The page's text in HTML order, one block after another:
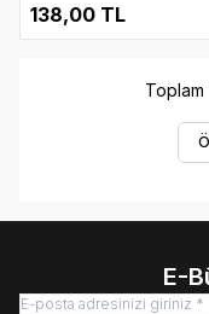
138,00 TL
Toplam
E-